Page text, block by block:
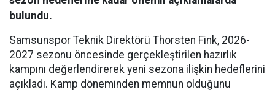
bulundu.
Samsunspor Teknik Direktörü Thorsten Fink, 2026-
2027 sezonu öncesinde gerçekleştirilen hazırlık
kampını değerlendirerek yeni sezona ilişkin hedeflerini
açıkladı. Kamp döneminden memnun olduğunu